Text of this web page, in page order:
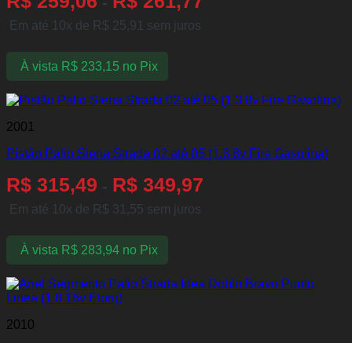
Em até 10x de R$ 25,91 sem juros
À vista R$233,15 no Pix
2001
Pistão Palio Siena Strada 02 até 05 (1.3 8v Fire Gasolina)
R$ 315,49 - R$ 349,97
Em até 10x de R$ 31,55 sem juros
À vista R$283,94 no Pix
2010